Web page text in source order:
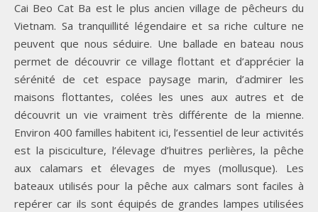
Cai Beo Cat Ba est le plus ancien village de pêcheurs du
Vietnam. Sa tranquillité légendaire et sa riche culture ne
peuvent que nous séduire. Une ballade en bateau nous
permet de découvrir ce village flottant et d’apprécier la
sérénité de cet espace paysage marin, d’admirer les
maisons flottantes, colées les unes aux autres et de
découvrit un vie vraiment très différente de la mienne.
Environ 400 familles habitent ici, l’essentiel de leur activités
est la pisciculture, l’élevage d’huitres perlières, la pêche
aux calamars et élevages de myes (mollusque). Les
bateaux utilisés pour la pêche aux calmars sont faciles à
repérer car ils sont équipés de grandes lampes utilisées